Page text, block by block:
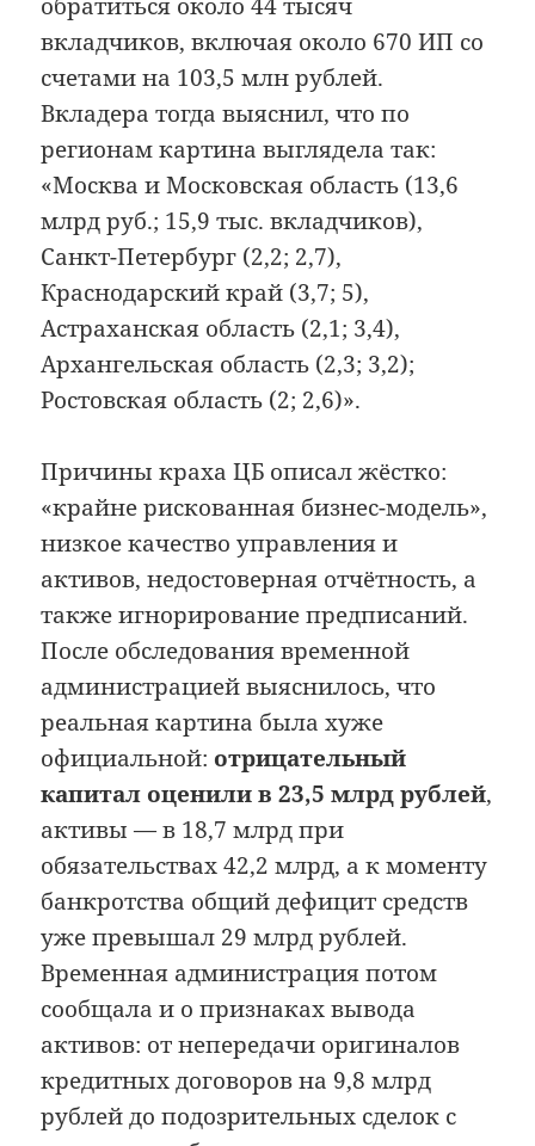
вкладчиков, включая около 670 ИП со
счетами на 103,5 млн рублей.
Вкладера тогда выяснил, что по
регионам картина выглядела так:
«Москва и Московская область (13,6
млрд руб.; 15,9 тыс. вкладчиков),
Санкт-Петербург (2,2; 2,7),
Краснодарский край (3,7; 5),
Астраханская область (2,1; 3,4),
Архангельская область (2,3; 3,2);
Ростовская область (2; 2,6)».
Причины краха ЦБ описал жёстко:
«крайне рискованная бизнес-модель»,
низкое качество управления и
активов, недостоверная отчётность, а
также игнорирование предписаний.
После обследования временной
администрацией выяснилось, что
реальная картина была хуже
официальной: отрицательный
капитал оценили в 23,5 млрд рублей,
активы — в 18,7 млрд при
обязательствах 42,2 млрд, а к моменту
банкротства общий дефицит средств
уже превышал 29 млрд рублей.
Временная администрация потом
сообщала и о признаках вывода
активов: от непередачи оригиналов
кредитных договоров на 9,8 млрд
рублей до подозрительных сделок с